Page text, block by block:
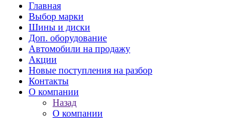
Главная
Выбор марки
Шины и диски
Доп. оборудование
Автомобили на продажу
Акции
Новые поступления на разбор
Контакты
О компании
Назад
О компании